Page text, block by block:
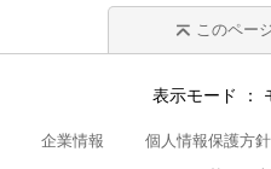
このペー
表示モード
企業情報 個人情報保護方針